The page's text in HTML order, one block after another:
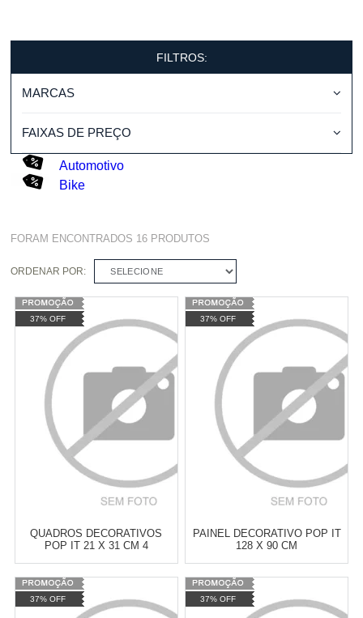
FILTROS:
MARCAS
FAIXAS DE PREÇO
Automotivo
Bike
FORAM ENCONTRADOS 16 PRODUTOS
ORDENAR POR: SELECIONE
37% OFF
QUADROS DECORATIVOS
POP IT 21 X 31 CM 4
Varejo:
Atacado: R$ 2.550,90 (Apenas
37% OFF
PAINEL DECORATIVO POP IT
128 X 90 CM
Varejo:
Atacado: R$ 2.550,90 (Apenas
37% OFF 37% OFF